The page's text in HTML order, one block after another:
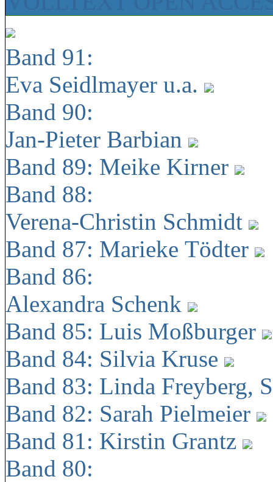
Band 91:
Eva Seidlmayer u.a.
Band 90:
Jan-Pieter Barbian
Band 89: Meike Kirner
Band 88:
Verena-Christin Schmidt
Band 87: Marieke Tödter
Band 86:
Alexandra Schenk
Band 85: Luis Moßburger
Band 84: Silvia Kruse
Band 83: Linda Freyberg,
Band 82: Sarah Pielmeier
Band 81: Kirstin Grantz
Band 80: